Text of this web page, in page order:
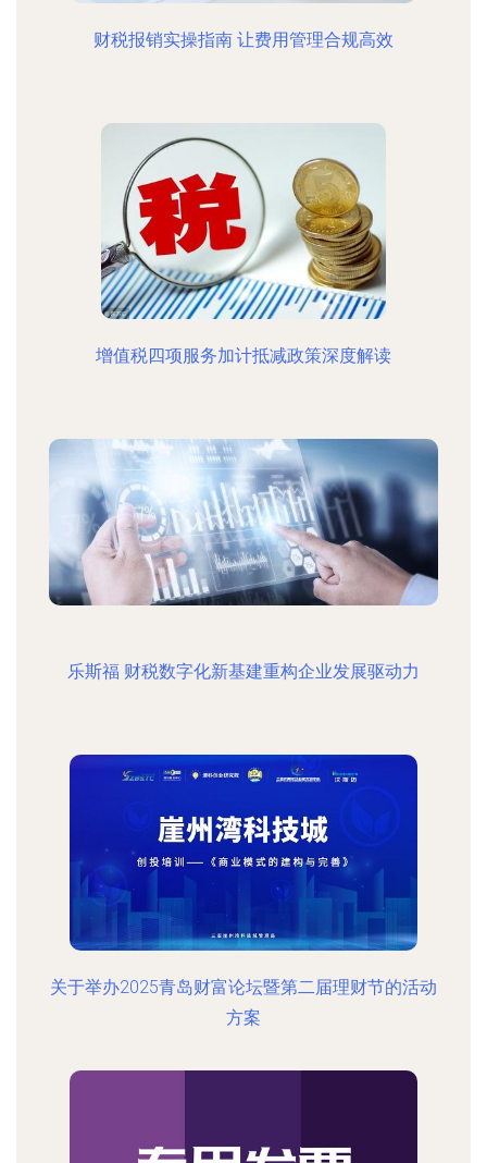
财税报销实操指南 让费用管理合规高效
增值税四项服务加计抵减政策深度解读
乐斯福 财税数字化新基建重构企业发展驱动力
关于举办2025青岛财富论坛暨第二届理财节的活动
方案